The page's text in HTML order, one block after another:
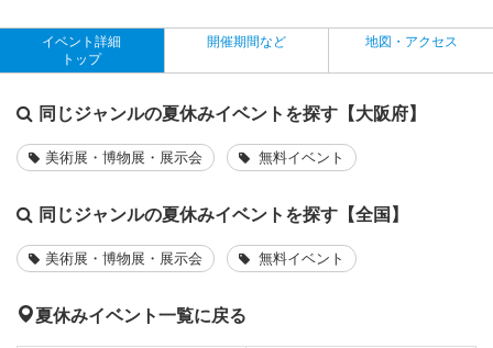
イベント詳細
トップ
開催期間など 地図・アクセス
同じジャンルの夏休みイベントを探す【大阪府】
美術展・博物展・展示会 無料イベント
同じジャンルの夏休みイベントを探す【全国】
美術展・博物展・展示会 無料イベント
夏休みイベント一覧に戻る